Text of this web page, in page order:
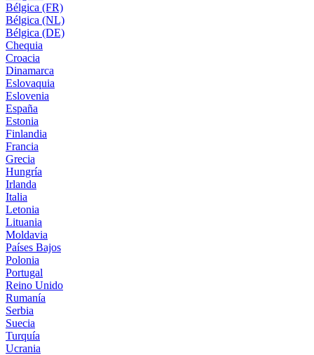
Bélgica (FR)
Bélgica (NL)
Bélgica (DE)
Chequia
Croacia
Dinamarca
Eslovaquia
Eslovenia
España
Estonia
Finlandia
Francia
Grecia
Hungría
Irlanda
Italia
Letonia
Lituania
Moldavia
Países Bajos
Polonia
Portugal
Reino Unido
Rumanía
Serbia
Suecia
Turquía
Ucrania